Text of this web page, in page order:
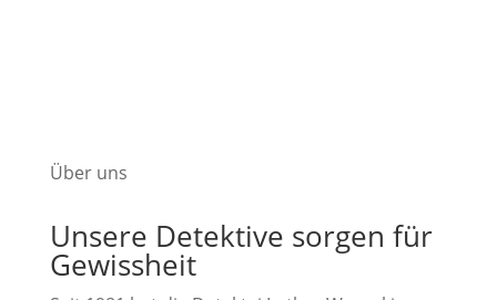
Über uns
Unsere Detektive sorgen für
Gewissheit